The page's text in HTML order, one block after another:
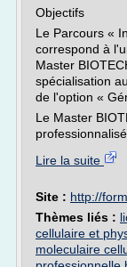
Objectifs
Le Parcours «
correspond à
Master
spécialisation
de l'option «
Le Master
Lire la suite
Site : http://
Thèmes liés :
cellulaire et
moleculaire